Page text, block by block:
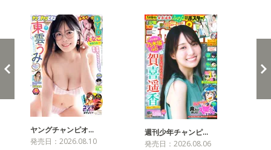
ヤングチャンピオ…
発売日：2026.08.10
週刊少年チャンピ…
発売日：2026.08.06